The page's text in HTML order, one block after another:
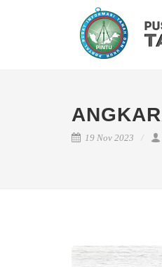
19 Nov 2023